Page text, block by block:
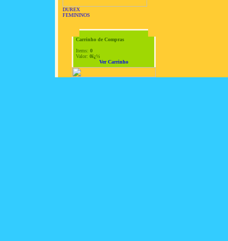
DUREX
FEMININOS
Carrinho de Compras
Items: 0
Valor: 0ï¿½
Ver Carrinho